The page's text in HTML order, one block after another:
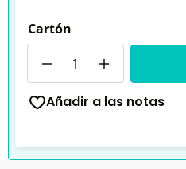
Cartón
Añadir a las notas